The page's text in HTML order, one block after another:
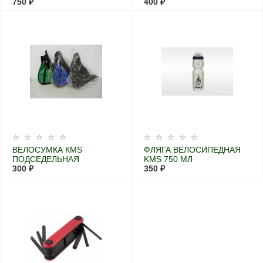
ВЕЛОСУМКА КМS
ПОДСЕДЕЛЬНАЯ
300 ₽
ФЛЯГА ВЕЛОСИПЕДНАЯ
KMS 750 МЛ
350 ₽